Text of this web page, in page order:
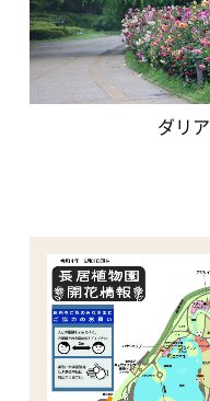
ダリア